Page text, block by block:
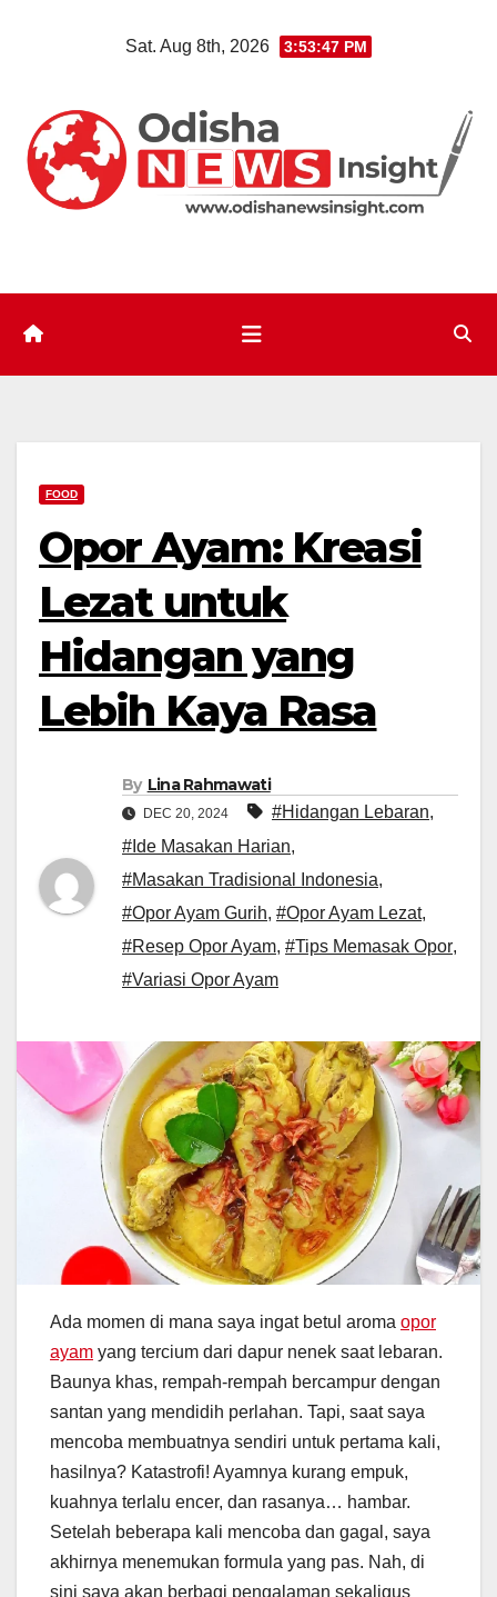
Sat. Aug 8th, 2026 3:53:48 PM
FOOD
Opor Ayam: Kreasi
Lezat untuk
Hidangan yang
Lebih Kaya Rasa
By Lina Rahmawati
DEC 20, 2024 #Hidangan Lebaran,
#Ide Masakan Harian,
#Masakan Tradisional Indonesia,
#Opor Ayam Gurih, #Opor Ayam Lezat,
#Resep Opor Ayam, #Tips Memasak Opor,
#Variasi Opor Ayam
Ada momen di mana saya ingat betul aroma opor
ayam yang tercium dari dapur nenek saat lebaran.
Baunya khas, rempah-rempah bercampur dengan
santan yang mendidih perlahan. Tapi, saat saya
mencoba membuatnya sendiri untuk pertama kali,
hasilnya? Katastrofi! Ayamnya kurang empuk,
kuahnya terlalu encer, dan rasanya… hambar.
Setelah beberapa kali mencoba dan gagal, saya
akhirnya menemukan formula yang pas. Nah, di
sini saya akan berbagi pengalaman sekaligus